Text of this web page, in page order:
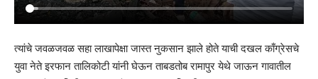
त्यांचे जवळजवळ सहा लाखापेक्षा जास्त नुकसान झाले होते याची दखल काँग्रेसचे
युवा नेते इरफान तालिकोटी यांनी घेऊन ताबडतोब रामापुर येथे जाऊन गावातील